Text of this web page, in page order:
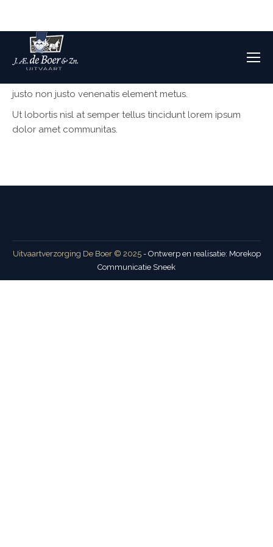
Vursus, enim et luctus hendre ritnisl libero molestie ante,
ut fringilla purus eros quis ipsum est a semper malesuada
justo non justo venenatis element metus.
Ut lobortis nisl at semper tellus tincidunt lorem ipsum
dolor amet communitas.
Uitvaartverzorging De Boer © 2025- Ontwerp en realisatie: Morekop
Communicatie Sneek